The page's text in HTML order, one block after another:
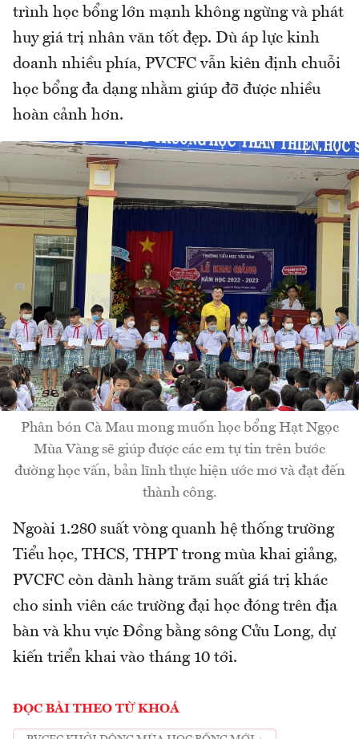
trình học bổng lớn mạnh không ngừng và phát
huy giá trị nhân văn tốt đẹp. Dù áp lực kinh
doanh nhiều phía, PVCFC vẫn kiên định chuỗi
học bổng đa dạng nhằm giúp đỡ được nhiều
hoàn cảnh hơn.
Phân bón Cà Mau mong muốn học bổng Hạt Ngọc
Mùa Vàng sẽ giúp được các em tự tin trên bước
đường học vấn, bản lĩnh thực hiện ước mơ và đạt đến
thành công.
Ngoài 1.280 suất vòng quanh hệ thống trường
Tiểu học, THCS, THPT trong mùa khai giảng,
PVCFC còn dành hàng trăm suất giá trị khác
cho sinh viên các trường đại học đóng trên địa
bàn và khu vực Đồng bằng sông Cửu Long, dự
kiến triển khai vào tháng 10 tới.
ĐỌC BÀI THEO TỪ KHOÁ